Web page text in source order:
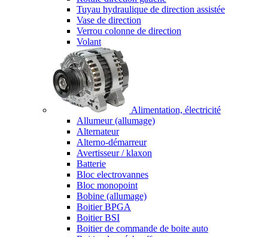
Tuyau hydraulique de direction assistée
Vase de direction
Verrou colonne de direction
Volant
Alimentation, électricité
Allumeur (allumage)
Alternateur
Alterno-démarreur
Avertisseur / klaxon
Batterie
Bloc electrovannes
Bloc monopoint
Bobine (allumage)
Boitier BPGA
Boitier BSI
Boitier de commande de boite auto